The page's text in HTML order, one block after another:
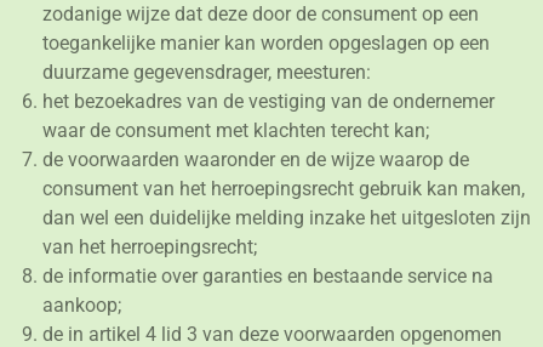
zodanige wijze dat deze door de consument op een
toegankelijke manier kan worden opgeslagen op een
duurzame gegevensdrager, meesturen:
het bezoekadres van de vestiging van de ondernemer
waar de consument met klachten terecht kan;
de voorwaarden waaronder en de wijze waarop de
consument van het herroepingsrecht gebruik kan maken,
dan wel een duidelijke melding inzake het uitgesloten zijn
van het herroepingsrecht;
de informatie over garanties en bestaande service na
aankoop;
de in artikel 4 lid 3 van deze voorwaarden opgenomen